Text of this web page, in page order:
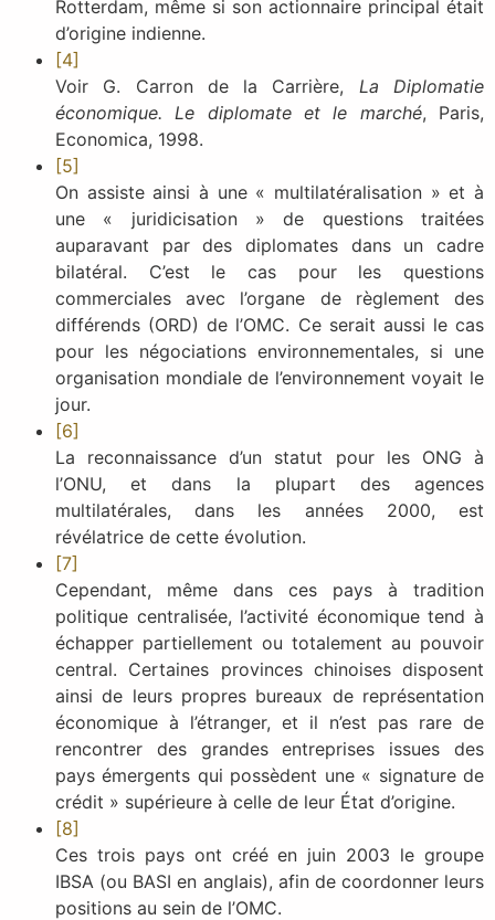
Rotterdam, même si son actionnaire principal était
d’origine indienne.
[4]
Voir G. Carron de la Carrière, La Diplomatie
économique. Le diplomate et le marché, Paris,
Economica, 1998.
[5]
On assiste ainsi à une « multilatéralisation » et à
une « juridicisation » de questions traitées
auparavant par des diplomates dans un cadre
bilatéral. C’est le cas pour les questions
commerciales avec l’organe de règlement des
différends (ORD) de l’OMC. Ce serait aussi le cas
pour les négociations environnementales, si une
organisation mondiale de l’environnement voyait le
jour.
[6]
La reconnaissance d’un statut pour les ONG à
l’ONU, et dans la plupart des agences
multilatérales, dans les années 2000, est
révélatrice de cette évolution.
[7]
Cependant, même dans ces pays à tradition
politique centralisée, l’activité économique tend à
échapper partiellement ou totalement au pouvoir
central. Certaines provinces chinoises disposent
ainsi de leurs propres bureaux de représentation
économique à l’étranger, et il n’est pas rare de
rencontrer des grandes entreprises issues des
pays émergents qui possèdent une « signature de
crédit » supérieure à celle de leur État d’origine.
[8]
Ces trois pays ont créé en juin 2003 le groupe
IBSA (ou BASI en anglais), afin de coordonner leurs
positions au sein de l’OMC.